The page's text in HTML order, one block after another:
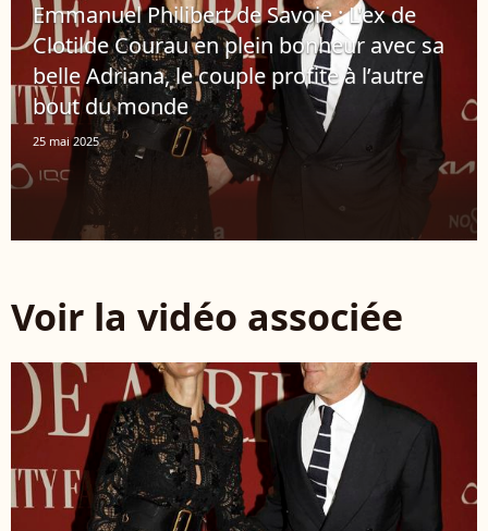
Emmanuel Philibert de Savoie : L'ex de
Clotilde Courau en plein bonheur avec sa
belle Adriana, le couple profite à l’autre
bout du monde
25 mai 2025
Voir la vidéo associée